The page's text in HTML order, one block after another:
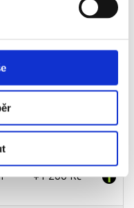
+790 Kč
+1 200 Kč